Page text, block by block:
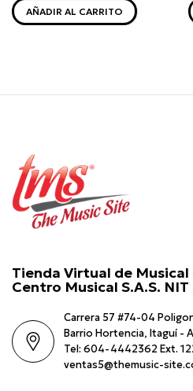
AÑADIR AL CARRITO
Tienda Virtual de
Centro Musical S.A.S.
Carrera 57 #74-04
Barrio Hortencia, Itaguí -
Tel: 604-4442362 Ext.
ventas5@themusic-